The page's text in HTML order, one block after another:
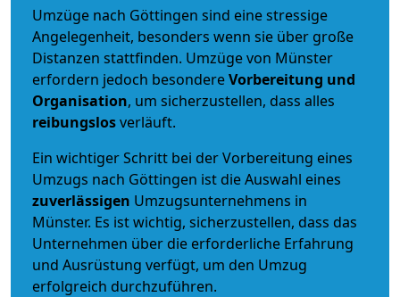
Umzüge nach Göttingen sind eine stressige
Angelegenheit, besonders wenn sie über große
Distanzen stattfinden. Umzüge von Münster
erfordern jedoch besondereVorbereitung und
Organisation, um sicherzustellen, dass alles
reibungslosverläuft.
Ein wichtiger Schritt bei der Vorbereitung eines
Umzugs nach Göttingen ist die Auswahl eines
zuverlässigen Umzugsunternehmens in
Münster. Es ist wichtig, sicherzustellen, dass das
Unternehmen über die erforderliche Erfahrung
und Ausrüstung verfügt, um den Umzug
erfolgreich durchzuführen.